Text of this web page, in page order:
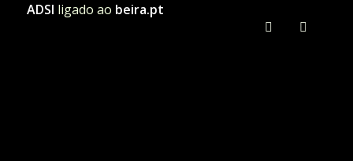
ADSI ligado ao beira.pt